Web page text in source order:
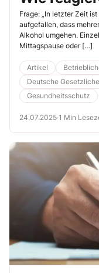
Frage: „In letzter Zeit
aufgefallen, dass
Alkohol umgehen.
Mittagspause oder […]
Artikel
Deutsche
Gesundheitsschutz
24.07.2025·1 Min